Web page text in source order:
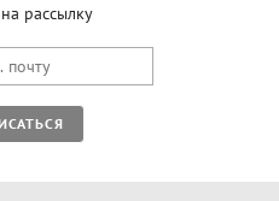
рассылку